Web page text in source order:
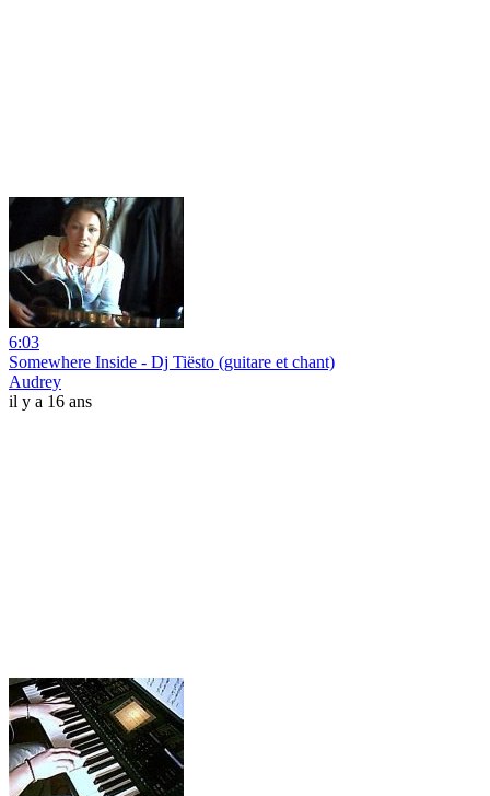
6:03
Somewhere Inside - Dj Tiësto (guitare et chant)
Audrey
il y a 16 ans